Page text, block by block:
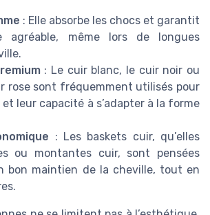
: Elle absorbe les chocs et garantit
agréable, même lors de longues
: Le cuir blanc, le cuir noir ou
rose sont fréquemment utilisés pour
leur capacité à s’adapter à la forme
: Les baskets cuir, qu’elles
ou montantes cuir, sont pensées
bon maintien de la cheville, tout en